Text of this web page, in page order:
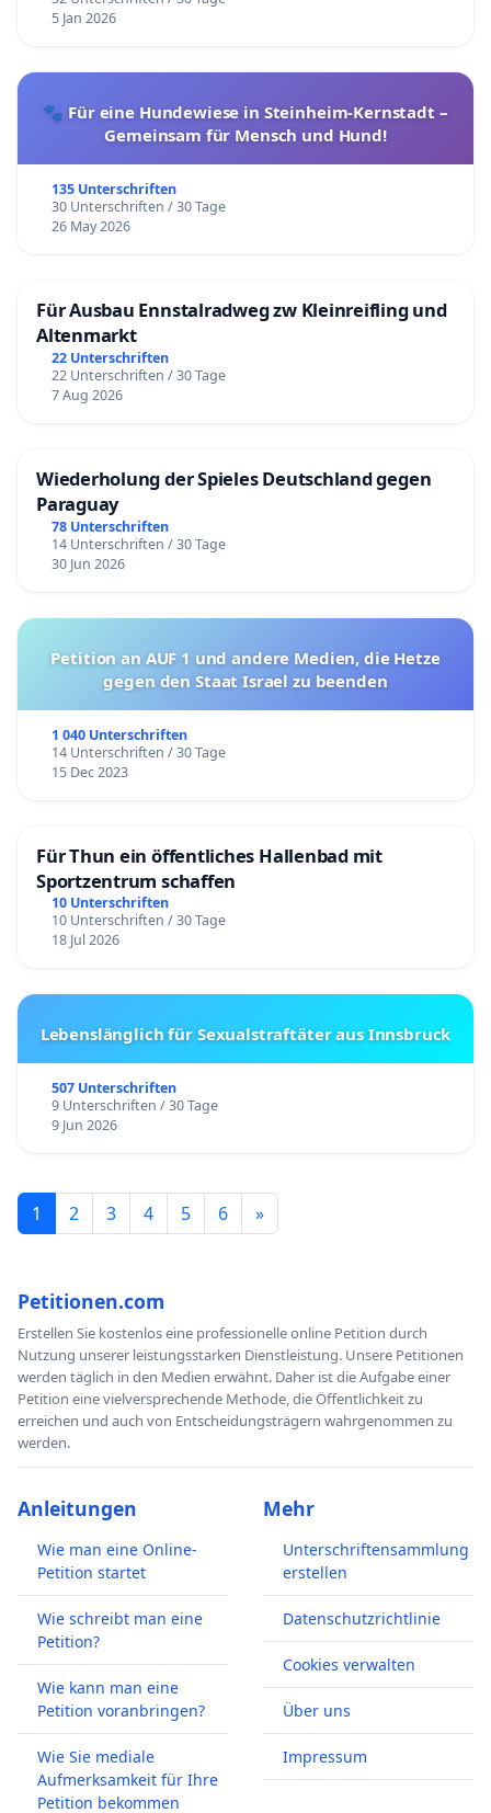
5 Jan 2026
🐾 Für eine Hundewiese in Steinheim-Kernstadt –
Gemeinsam für Mensch und Hund!
135 Unterschriften
30 Unterschriften / 30 Tage
26 May 2026
Für Ausbau Ennstalradweg zw Kleinreifling und
Altenmarkt
22 Unterschriften
22 Unterschriften / 30 Tage
7 Aug 2026
Wiederholung der Spieles Deutschland gegen
Paraguay
78 Unterschriften
14 Unterschriften / 30 Tage
30 Jun 2026
Petition an AUF 1 und andere Medien, die Hetze
gegen den Staat Israel zu beenden
1 040 Unterschriften
14 Unterschriften / 30 Tage
15 Dec 2023
Für Thun ein öffentliches Hallenbad mit
Sportzentrum schaffen
10 Unterschriften
10 Unterschriften / 30 Tage
18 Jul 2026
Lebenslänglich für Sexualstraftäter aus Innsbruck
507 Unterschriften
9 Unterschriften / 30 Tage
9 Jun 2026
1 2 3 4 5 6 »
Petitionen.com
Erstellen Sie kostenlos eine professionelle online Petition durch
Nutzung unserer leistungsstarken Dienstleistung. Unsere Petitionen
werden täglich in den Medien erwähnt. Daher ist die Aufgabe einer
Petition eine vielversprechende Methode, die Öffentlichkeit zu
erreichen und auch von Entscheidungsträgern wahrgenommen zu
werden.
Anleitungen
Wie man eine Online-
Petition startet
Wie schreibt man eine
Petition?
Wie kann man eine
Petition voranbringen?
Wie Sie mediale
Aufmerksamkeit für Ihre
Petition bekommen
Mehr
Unterschriftensammlung
erstellen
Datenschutzrichtlinie
Cookies verwalten
Über uns
Impressum